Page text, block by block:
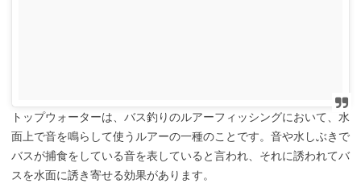
トップウォーターは、バス釣りのルアーフィッシングにおいて、水
面上で音を鳴らして使うルアーの一種のことです。音や水しぶきで
バスが捕食をしている音を表していると言われ、それに誘われてバ
スを水面に誘き寄せる効果があります。